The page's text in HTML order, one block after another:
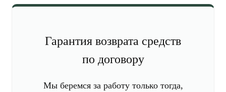
Гарантия возврата средств
по договору
Мы беремся за работу только тогда,